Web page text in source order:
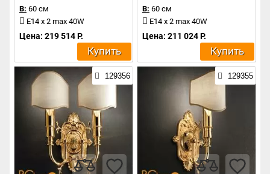
В: 60 см
E14 x 2 max 40W
Цена: 219 514 Р.
Купить
В: 60 см
E14 x 2 max 40W
Цена: 211 024 Р.
Купить
129356 129355